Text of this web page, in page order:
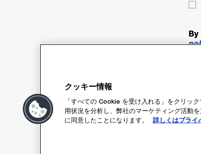
クッキー情報
「すべての Cookie を受け入れる」をクリッ
用状況を分析し、弊社のマーケティング活動
に同意したことになります。
詳しくはプライ